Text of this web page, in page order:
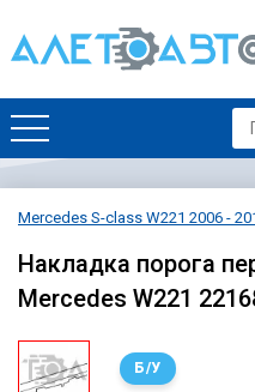
Mercedes S-class W221 2006 -
Накладка порога
Mercedes W221
Б/У